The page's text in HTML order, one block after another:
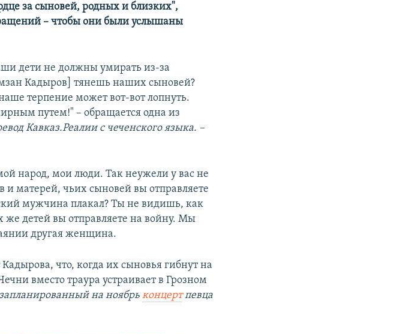
за сыновей, родных и близких",
– чтобы они были услышаны
дети не должны умирать из-за
Кадыров] тянешь наших сыновей?
терпение может вот-вот лопнуть.
путем!" – обращается одна из
Кавказ.Реалии с чеченского языка. –
народ, мои люди. Так неужели у вас не
и матерей, чьих сыновей вы отправляете
мужчина плакал? Ты не видишь, как
же детей вы отправляете на войну. Мы
другая женщина.
что, когда их сыновья гибнут на
вместо траура устраивает в Грозном
на ноябрьконцертпевца